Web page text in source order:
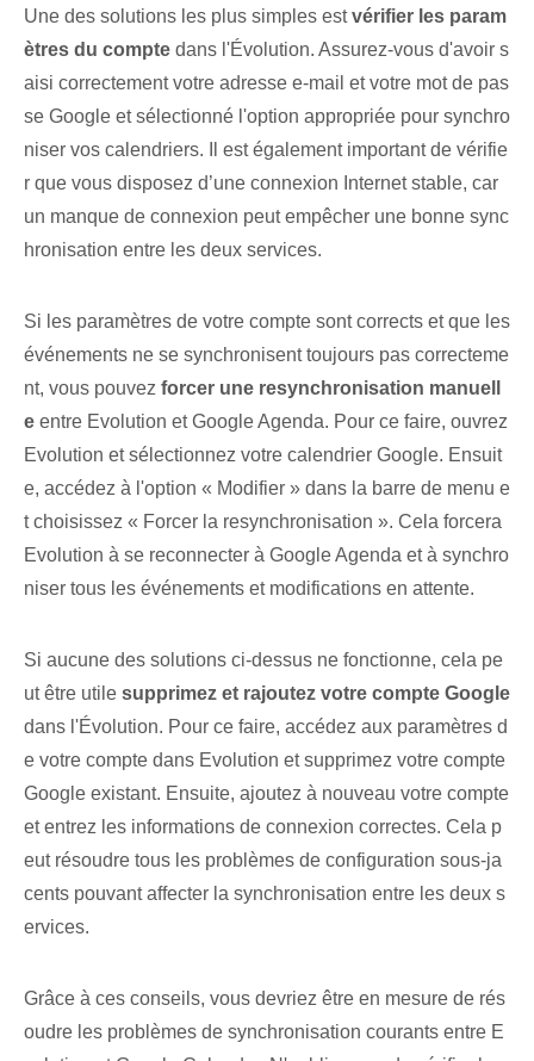
Une des solutions les plus simples estvérifier les param
ètres du compte dans l'Évolution. Assurez-vous d'avoir s
aisi correctement votre adresse e-mail et votre mot de pas
se Google et sélectionné l'option⁢ appropriée pour synchro
niser vos⁤ calendriers. Il est également important de vérifie
r que vous disposez d’une connexion Internet stable, car
un manque de connexion peut empêcher une bonne sync
hronisation entre les deux services.
Si les paramètres de votre compte sont corrects et que les
événements ne se synchronisent toujours pas correcteme
nt, vous pouvez forcer une resynchronisation manuell
e entre Evolution et Google Agenda. Pour ce faire, ouvrez
Evolution et sélectionnez votre calendrier Google. Ensuit
e, accédez à l'option « Modifier » dans la barre de menu e
t choisissez « Forcer la resynchronisation ». Cela forcera
Evolution à se reconnecter à Google Agenda et à synchro
niser tous les événements et modifications en attente.
Si aucune des solutions ci-dessus ne fonctionne, cela pe
ut être utile⁣ supprimez et rajoutez votre compte Google
dans l'Évolution. Pour ce faire, accédez aux paramètres d
e votre compte dans Evolution et supprimez votre compte
Google existant. Ensuite, ajoutez à nouveau votre compte‌
et entrez les informations de connexion correctes. Cela p
eut résoudre tous les problèmes de configuration sous-ja
cents pouvant affecter la synchronisation entre les deux s
ervices.
Grâce à ces conseils, vous devriez être en mesure de rés
oudre les problèmes de synchronisation courants entre E